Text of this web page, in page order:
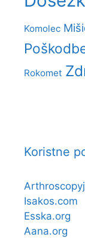
Komolec
Rokomet
Koristne
Isakos.com
Esska.org
Aana.org